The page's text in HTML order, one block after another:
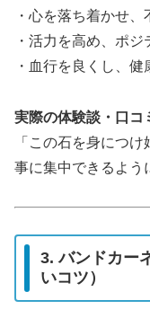
・心を落ち着かせ
・活力を高め、ポ
・血行を良くし、
実際の体験談・口コ
「この石を身につ
事に集中できるよう
3. バンドカー
いコツ）